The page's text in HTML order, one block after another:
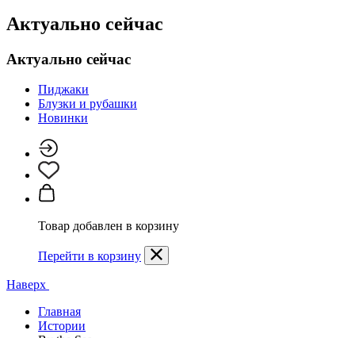
Актуально сейчас
Актуально сейчас
Пиджаки
Блузки и рубашки
Новинки
Товар добавлен в корзину
Перейти в корзину
Наверх
Главная
Истории